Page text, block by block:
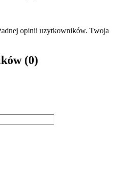
opinii uzytkowników. Twoja
(0)